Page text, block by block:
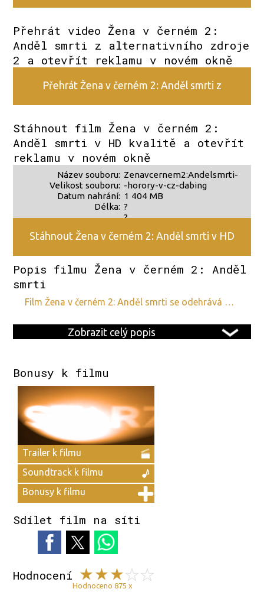
Přehrát video Žena v černém 2:
Anděl smrti z alternativního zdroje
2 a otevřít reklamu v novém okně
Přehrát Žena v černém 2: Anděl smrti z
Stáhnout film Žena v černém 2:
Anděl smrti v HD kvalitě a otevřít
reklamu v novém okně
Název souboru:
Velikost souboru:
Datum nahrání:
Délka:
Zenavcernem2:Andelsmrti-
-horory-v-cz-dabing
1 404 MB
?
?
Stáhnout Žena v černém 2: Anděl smrti v HD
kvalitě
Popis filmu Žena v černém 2: Anděl
smrti
film Žena v černém 2: Anděl smrti se odehrává …
Zobrazit celý popis
Bonusy k filmu
Trailer k filmu
Soundtrack k filmu
Bonusy k filmu
Sdílet film na síti
Hodnocení
Hodnoceno 875 x